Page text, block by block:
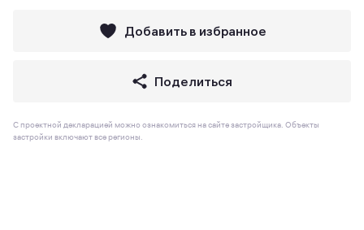
Добавить в избранное
Поделиться
С проектной декларацией можно ознакомиться на сайте застройщика. Объекты
застройки включают все регионы.